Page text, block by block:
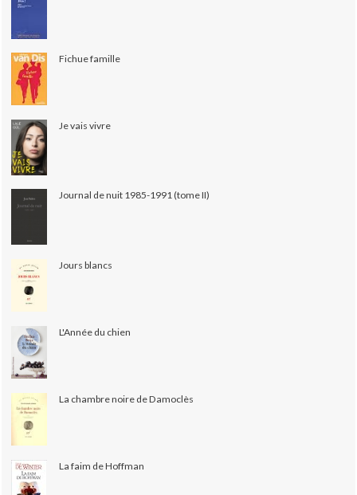
Fichue famille
Je vais vivre
Journal de nuit 1985-1991 (tome II)
Jours blancs
L'Année du chien
La chambre noire de Damoclès
La faim de Hoffman